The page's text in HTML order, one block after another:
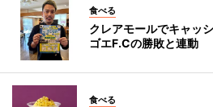
食べる
クレアモールでキャッ
ゴエF.Cの勝敗と連動
食べる